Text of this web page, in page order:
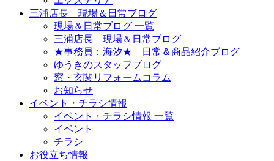
三浦店長 現場＆日常ブログ
現場＆日常ブログ 一覧
三浦店長 現場＆日常ブログ
★事務員：海汐★ 日常＆商品紹介ブログ
ゆうきのスタッフブログ
窓・玄関リフォームコラム
お知らせ
イベント・チラシ情報
イベント・チラシ情報 一覧
イベント
チラシ
お役立ち情報